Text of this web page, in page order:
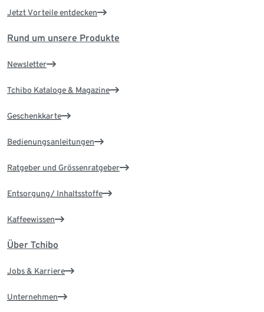
Jetzt Vorteile entdecken
Rund um unsere Produkte
Newsletter
Tchibo Kataloge & Magazine
Geschenkkarte
Bedienungsanleitungen
Ratgeber und Grössenratgeber
Entsorgung/ Inhaltsstoffe
Kaffeewissen
Über Tchibo
Jobs & Karriere
Unternehmen